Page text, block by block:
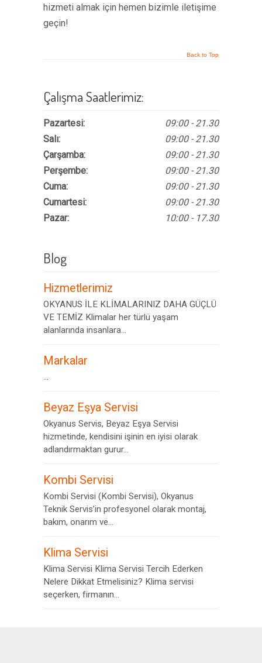
hizmeti almak için hemen bizimle iletişime
geçin!
Back to Top
Çalışma Saatlerimiz:
Pazartesi:
Salı:
Çarşamba:
Perşembe:
Cuma:
Cumartesi:
Pazar:
09:00 - 21.30
09:00 - 21.30
09:00 - 21.30
09:00 - 21.30
09:00 - 21.30
09:00 - 21.30
10:00 - 17.30
Blog
Hizmetlerimiz
OKYANUS İLE KLİMALARINIZ DAHA GÜÇLÜ
VE TEMİZ Klimalar her türlü yaşam
alanlarında insanlara...
Markalar
...
Beyaz Eşya Servisi
Okyanus Servis, Beyaz Eşya Servisi
hizmetinde, kendisini işinin en iyisi olarak
adlandırmaktan gurur...
Kombi Servisi
Kombi Servisi (Kombi Servisi), Okyanus
Teknik Servis’in profesyonel olarak montaj,
bakım, onarım ve...
Klima Servisi
Klima Servisi Klima Servisi Tercih Ederken
Nelere Dikkat Etmelisiniz? Klima servisi
seçerken, firmanın...